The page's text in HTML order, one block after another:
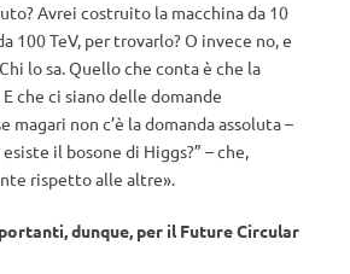
Avrei costruito la macchina da 10
100 TeV, per trovarlo? O invece no, e
lo sa. Quello che conta è che la
che ci siano delle domande
magari non c’è la domanda assoluta –
il bosone di Higgs?” – che,
rispetto alle altre».
dunque, per il Future Circular